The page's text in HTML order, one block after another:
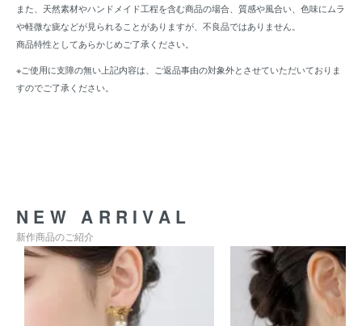
また、天然素材やハンドメイド工程を含む商品の場合、質感や風合い、色味にムラ
や軽微な疵などが見られることがありますが、不良品ではありません。
商品特性としてあらかじめご了承ください。
※ご使用に支障の無い上記内容は、ご返品事由の対象外とさせていただいておりま
すのでご了承ください。
NEW ARRIVAL
新作商品のご紹介